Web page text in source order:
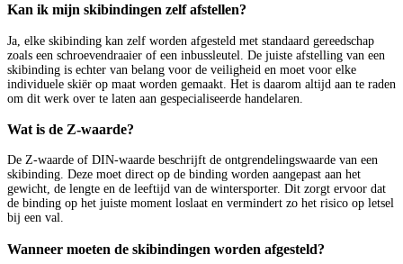
Kan ik mijn skibindingen zelf afstellen?
Ja, elke skibinding kan zelf worden afgesteld met standaard gereedschap
zoals een schroevendraaier of een inbussleutel. De juiste afstelling van een
skibinding is echter van belang voor de veiligheid en moet voor elke
individuele skiër op maat worden gemaakt. Het is daarom altijd aan te raden
om dit werk over te laten aan gespecialiseerde handelaren.
Wat is de Z-waarde?
De Z-waarde of DIN-waarde beschrijft de ontgrendelingswaarde van een
skibinding. Deze moet direct op de binding worden aangepast aan het
gewicht, de lengte en de leeftijd van de wintersporter. Dit zorgt ervoor dat
de binding op het juiste moment loslaat en vermindert zo het risico op letsel
bij een val.
Wanneer moeten de skibindingen worden afgesteld?